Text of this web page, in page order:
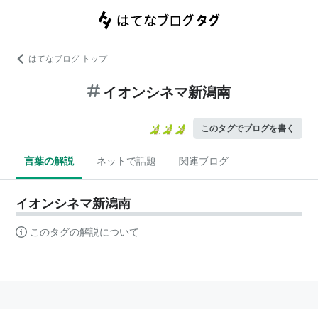
はてなブログ トップ
イオンシネマ新潟南
このタグでブログを書く
言葉の解説 ネットで話題 関連ブログ
イオンシネマ新潟南
このタグの解説について